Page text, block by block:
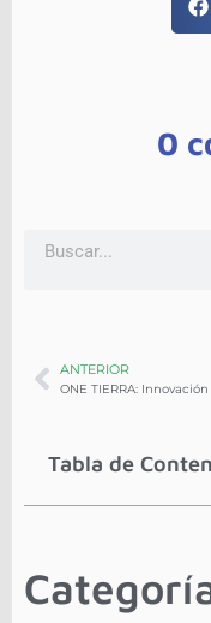
0
ANTERIOR
Tabla de